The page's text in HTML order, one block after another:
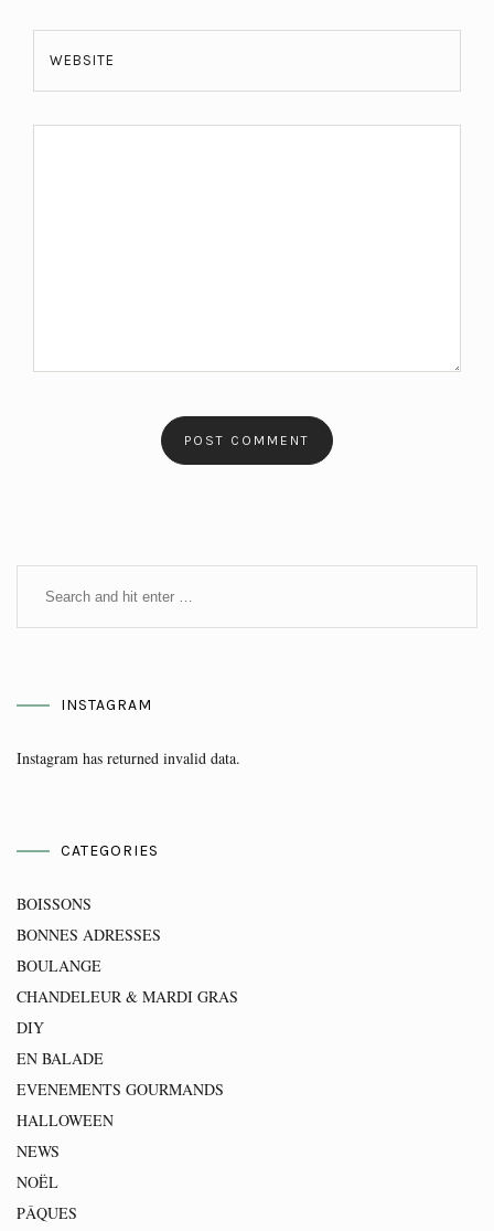
WEBSITE
INSTAGRAM
Instagram has returned invalid data.
CATEGORIES
BOISSONS
BONNES ADRESSES
BOULANGE
CHANDELEUR & MARDI GRAS
DIY
EN BALADE
EVENEMENTS GOURMANDS
HALLOWEEN
NEWS
NOËL
PÂQUES